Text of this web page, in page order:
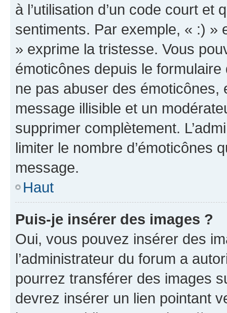
à l’utilisation d’un code court et
sentiments. Par exemple, « :) »
» exprime la tristesse. Vous
émoticônes depuis le
ne pas abuser des
message illisible et un
supprimer complètement.
limiter le nombre d’émoticônes
message.
Haut
Puis-je insérer des images ?
Oui, vous pouvez insérer des
l’administrateur du forum a
pourrez transférer des images
devrez insérer un lien pointant